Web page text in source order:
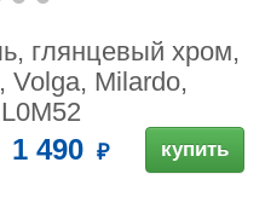
глянцевый хром,
Volga, Milardo,
1 490 купить